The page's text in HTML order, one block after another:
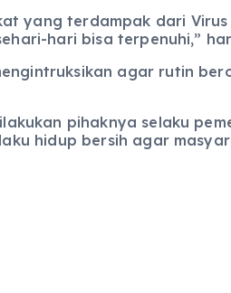
yang terdampak dari
hari bisa terpenuhi,”
agar rutin
pihaknya selaku
hidup bersih agar